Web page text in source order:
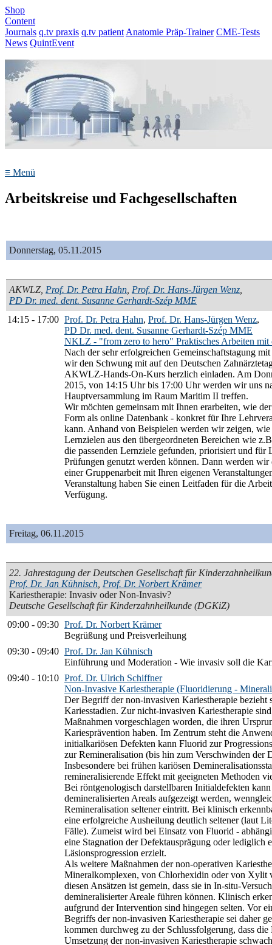
Shop
Content
Journals q.tv praxis q.tv patient Anatomie Präp-Trainer CME-Tests
News QuintEvent
≡ Menü
Arbeitskreise und Fachgesellschaften
Donnerstag, 05.11.2015
AKWLZ Prof. Dr. Petra Hahn Prof. Dr. Hans-Jürgen Wenz
PD Dr. med. dent. Susanne Gerhardt-Szép MME
14:15 - 17:00 Prof. Dr. Petra Hahn, Prof. Dr. Hans-Jürgen Wenz,
PD Dr. med. dent. Susanne Gerhardt-Szép MME
NKLZ - "from zero to hero" Praktisches Arbeiten mit
Nach der sehr erfolgreichen Gemeinschaftstagung
wir den Schwung mit auf den Deutschen
AKWLZ-Hands-On-Kurs herzlich einladen. Am
2015, von 14:15 Uhr bis 17:00 Uhr werden wir uns
Hauptversammlung im Raum Maritim II treffen.
Wir möchten gemeinsam mit Ihnen erarbeiten, wie
Form als online Datenbank - konkret für Ihre
kann. Anhand von Beispielen werden wir zeigen,
Lernzielen aus den übergeordneten Bereichen wie
die passenden Lernziele gefunden, priorisiert und für
Prüfungen genutzt werden können. Dann werden wir
einer Gruppenarbeit mit Ihren eigenen
Veranstaltung haben Sie einen Leitfaden für die
Verfügung.
Freitag, 06.11.2015
22. Jahrestagung der Deutschen Gesellschaft für
Prof. Dr. Jan Kühnisch Prof. Dr. Norbert Krämer
Kariestherapie: Invasiv oder Non-Invasiv?
Deutsche Gesellschaft für Kinderzahnheilkunde (DGKiZ)
09:00 - 09:30 Prof. Dr. Norbert Krämer
Begrüßung und Preisverleihung
09:30 - 09:40 Prof. Dr. Jan Kühnisch
Einführung und Moderation - Wie invasiv soll die
09:40 - 10:10 Prof. Dr. Ulrich Schiffner
Non-Invasive Kariestherapie (Fluoridierung -
Der Begriff der non-invasiven Kariestherapie bezieht
Kariesstadien. Zur nicht-invasiven Kariestherapie
Maßnahmen vorgeschlagen worden, die ihren
Kariesprävention haben. Im Zentrum steht die
initialkariösen Defekten kann Fluorid zur
zur Remineralisation (bis hin zum Verschwinden der
Insbesondere bei frühen kariösen
remineralisierende Effekt mit geeigneten Methoden
Bei röntgenologisch darstellbaren Initialdefekten
demineralisierten Areals aufgezeigt werden,
Remineralisation seltener eintritt. Bei klinisch
eine erfolgreiche Ausheilung deutlich seltener (laut
Fälle). Zumeist wird bei Einsatz von Fluorid -
eine Stagnation der Defektausprägung oder lediglich
Läsionsprogression erzielt.
Als weitere Maßnahmen der non-operativen
Mineralkomplexen, von Chlorhexidin oder von Xylit
diesen Ansätzen ist gemein, dass sie in In-situ-
demineralisierter Areale führen können. Klinisch
aufgrund der Intervention sind hingegen selten. Vor
Begriffs der non-invasiven Kariestherapie sei daher
kommen durchweg zu der Schlussfolgerung, dass
Umsetzung der non-invasiven Kariestherapie